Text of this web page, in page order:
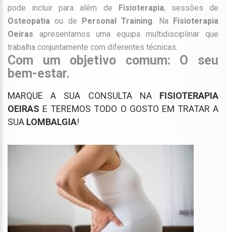
pode incluir para além de Fisioterapia, sessões de
Osteopatia ou de Personal Training. Na Fisioterapia
Oeiras apresentamos uma equipa multidisciplinar que
trabalha conjuntamente com diferentes técnicas.
Com um objetivo comum: O seu
bem-estar.
MARQUE A SUA CONSULTA NA FISIOTERAPIA
OEIRAS E TEREMOS TODO O GOSTO EM TRATAR A
SUA LOMBALGIA!